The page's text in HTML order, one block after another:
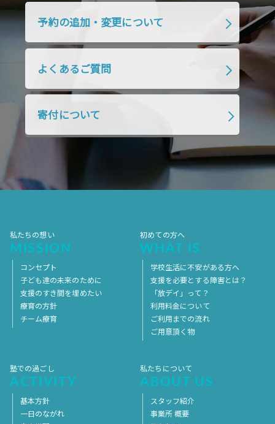
2018年7月 2018年6月
2018年4月 2018年3月 2018年2月
2018年1月 2017年12月
2017年10月 2017年9月 2017年8月
2017年5月
2017年4月
予約の追加・変更について
よくあるご質問
寄付について
私たちの想い
MISSION
コンセプト
子ども達の未来のために
支援のすき間を埋めたい
療育の方針
チーム療育
初めての方へ
WHAT IS
学校生活に不安がある方へ
支援を必要とする障害とは？
「放デイ」って？
利用料金について
ご利用までの流れ
ご用意頂く物
塾での過ごし
ACTIVITY
基本方針
一日のながれ
私たちについて
ABOUT US
スタッフ紹介
事業所 概要